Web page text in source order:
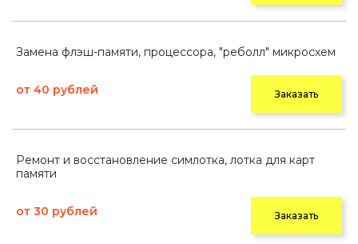
Замена флэш-памяти, процессора, "реболл" микросхем
от 40 рублей Заказать
Ремонт и восстановление симлотка, лотка для карт
памяти
от 30 рублей Заказать